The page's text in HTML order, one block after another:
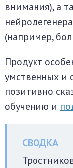
внимания), а
(например,
Продукт
умственных и
позитивно
обучению и